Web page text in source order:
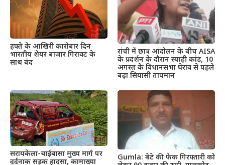
हफ्ते के आखिरी कारोबार दिन
भारतीय शेयर बाजार गिरावट के
साथ बंद
रांची में छात्र आंदोलन के बीच AISA
के प्रदर्शन के दौरान स्याही कांड, 10
अगस्त के विधानसभा घेराव से पहले
बढ़ा सियासी तापमान
सरायकेला-चाईबासा मुख्य मार्ग पर
दर्दनाक सड़क हादसा, कामाख्या
Gumla: बेटे की फेक गिरफ्तारी को